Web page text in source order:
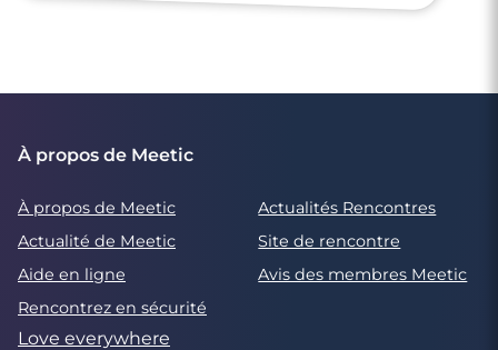
À propos de Meetic
À propos de Meetic
Actualités Rencontres
Actualité de Meetic
Site de rencontre
Aide en ligne
Avis des membres Meetic
Rencontrez en sécurité
Love everywhere